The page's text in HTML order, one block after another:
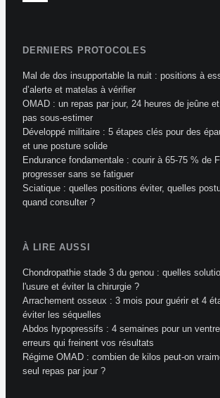
DERNIERS PROTOCOLES
Mal de dos insupportable la nuit : positions à
d’alerte et matelas à vérifier
OMAD : un repas par jour, 24 heures de jeûne
pas sous-estimer
Développé militaire : 5 étapes clés pour des
et une posture solide
Endurance fondamentale : courir à 65-75 % de
progresser sans se fatiguer
Sciatique : quelles positions éviter, quelles
quand consulter ?
À LIRE AUSSI
Chondropathie stade 3 du genou : quelles
l'usure et éviter la chirurgie ?
Arrachement osseux : 3 mois pour guérir et 4
éviter les séquelles
Abdos hypopressifs : 4 semaines pour un
erreurs qui freinent vos résultats
Régime OMAD : combien de kilos peut-on
seul repas par jour ?